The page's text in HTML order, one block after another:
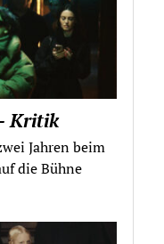
Kritik
Jahren beim
die Bühne